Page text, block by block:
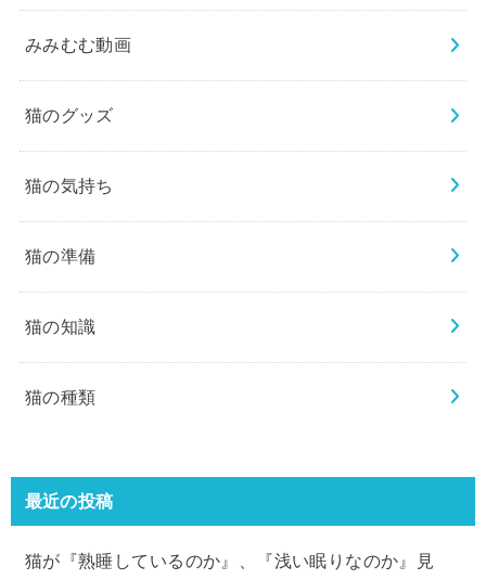
みみむむ動画
猫のグッズ
猫の気持ち
猫の準備
猫の知識
猫の種類
最近の投稿
猫が『熟睡しているのか』、『浅い眠りなのか』見